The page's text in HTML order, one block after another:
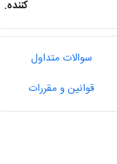
کننده.
سوالات متداول
قوانین و مقررات